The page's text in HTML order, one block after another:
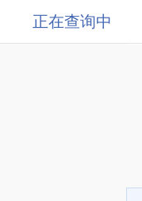
正在查询中